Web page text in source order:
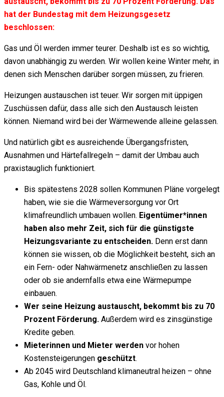
hat der Bundestag mit dem Heizungsgesetz
beschlossen:
Gas und Öl werden immer teurer. Deshalb ist es so wichtig,
davon unabhängig zu werden. Wir wollen keine Winter mehr, in
denen sich Menschen darüber sorgen müssen, zu frieren.
Heizungen austauschen ist teuer. Wir sorgen mit üppigen
Zuschüssen dafür, dass alle sich den Austausch leisten
können. Niemand wird bei der Wärmewende alleine gelassen.
Und natürlich gibt es ausreichende Übergangsfristen,
Ausnahmen und Härtefallregeln – damit der Umbau auch
praxistauglich funktioniert.
Bis spätestens 2028 sollen Kommunen Pläne vorgelegt
haben, wie sie die Wärmeversorgung vor Ort
klimafreundlich umbauen wollen. Eigentümer*innen
haben also mehr Zeit, sich für die günstigste
Heizungsvariante zu entscheiden. Denn erst dann
können sie wissen, ob die Möglichkeit besteht, sich an
ein Fern- oder Nahwärmenetz anschließen zu lassen
oder ob sie andernfalls etwa eine Wärmepumpe
einbauen.
Wer seine Heizung austauscht, bekommt bis zu 70
Prozent Förderung. Außerdem wird es zinsgünstige
Kredite geben.
Mieterinnen und Mieter werden vor hohen
Kostensteigerungen geschützt.
Ab 2045 wird Deutschland klimaneutral heizen – ohne
Gas, Kohle und Öl.